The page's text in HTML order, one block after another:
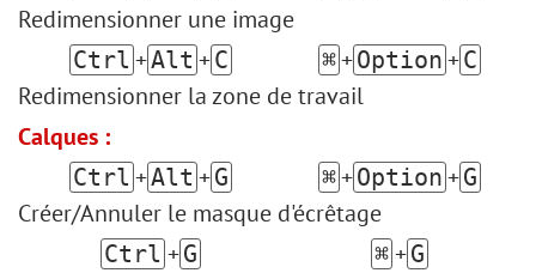
Redimensionner une image
Ctrl +Alt +C ⌘+Option +C
Redimensionner la zone de travail
Calques :
Ctrl +Alt +G ⌘+Option +G
Créer/Annuler le masque d'écrêtage
Ctrl +G ⌘ +G